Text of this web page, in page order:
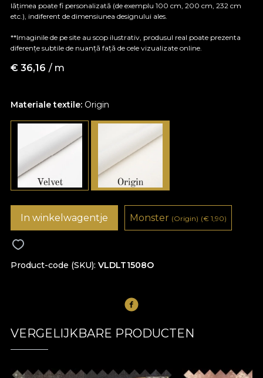
Materiale textile: Origin
lățimea poate fi personalizată (de exemplu 100 cm, 200 cm, 232 cm
etc.), indiferent de dimensiunea designului ales.
**Imaginile de pe site au scop ilustrativ, produsul real poate prezenta
diferențe subtile de nuanță față de cele vizualizate online.
€ 36,16 / m
Product-code (SKU) VLDLT1508O
In winkelwagentje Monster (Origin) (€ 1,90)
VERGELIJKBARE PRODUCTEN